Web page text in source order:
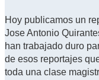
Hoy publicamos un
Jose Antonio
han trabajado duro
de esos reportajes
toda una clase